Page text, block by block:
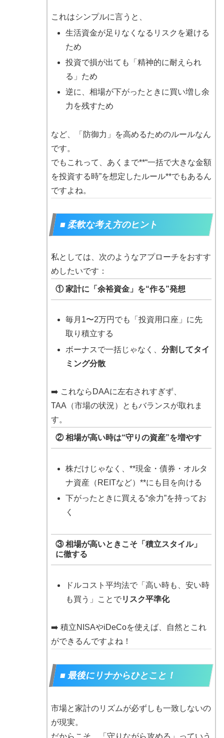
これはシンプルに言うと、
生活資金が足りなくなるリスクを避ける
ため
投資で損が出ても「精神的に耐えられ
る」ため
逆に、相場が下がったときに買い増し余
力を残すため
など、「防御力」を高めるためのルールなん
です。
でもこれって、あくまで**“一括で大きな金額
を投資する時”を想定したルール**でもあるん
ですよね。
■ 柔軟な考え方のヒント
私としては、次のようなアプローチをおすす
めしたいです：
① 家計に「余裕資金」を“作る”発想
毎月1〜2万円でも「投資用口座」に先
取り積立する
ボーナスで一括じゃなく、 分割してタイ
ミング分散
➡️ これならDAAに左右されすぎず、
TAA（市場の状況）ともバランスが取れま
す。
② 相場が高い時は“守りの資産”を増やす
株だけじゃなく、**現金・債券・オルタ
ナ資産（REITなど）**にも目を向ける
下がったときに買える“余力”を持ってお
く
③ 相場が高いときこそ「積立スタイル」
に徹する
ドルコスト平均法で「高い時も、安い時
も買う」ことでリスク平準化
➡️ 積立NISAやiDeCoを使えば、自然とこれ
ができるんですよね！
■ 最後にリナからひとこと！
市場と家計のリズムが必ずしも一致しないの
が現実。
だからこそ、「守りながら攻める」っていう